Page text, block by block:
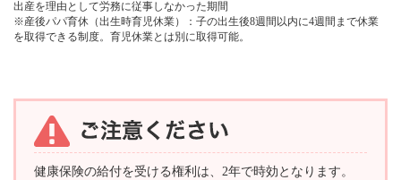
出産を理由として労務に従事しなかった期間
※産後パパ育休（出生時育児休業）：子の出生後8週間以内に4週間まで休業
を取得できる制度。育児休業とは別に取得可能。
健康保険の給付を受ける権利は、2年で時効となります。